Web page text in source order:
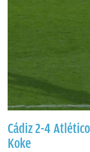
Cádiz 2-4
Koke